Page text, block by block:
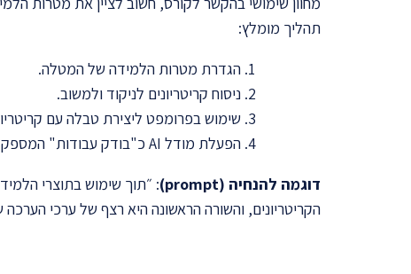
תהליך מומלץ:
הגדרת מטרות הלמידה של המטלה.
ניסוח קריטריונים לניקוד ולמשוב.
שימוש בפרומפט ליצירת טבלה עם
הפעלת מודל AI כ"בודק עבודות" המספק הערות ומשוב לפי המחוון.
דוגמה להנחיה (prompt)
: ״תוך שימוש בתוצרי
הקריטריונים, והשורה הראשונה היא רצף של ערכי